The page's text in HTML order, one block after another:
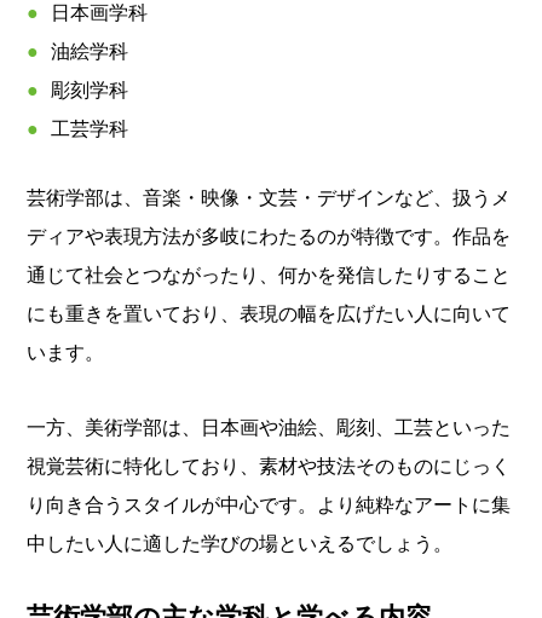
日本画学科
油絵学科
彫刻学科
工芸学科
芸術学部は、音楽・映像・文芸・デザインなど、扱うメ
ディアや表現方法が多岐にわたるのが特徴です。作品を
通じて社会とつながったり、何かを発信したりすること
にも重きを置いており、表現の幅を広げたい人に向いて
います。
一方、美術学部は、日本画や油絵、彫刻、工芸といった
視覚芸術に特化しており、素材や技法そのものにじっく
り向き合うスタイルが中心です。より純粋なアートに集
中したい人に適した学びの場といえるでしょう。